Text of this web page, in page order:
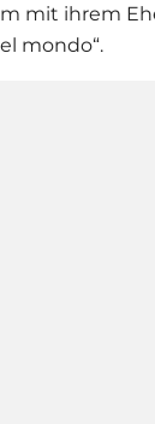
mit ihrem
mondo“.